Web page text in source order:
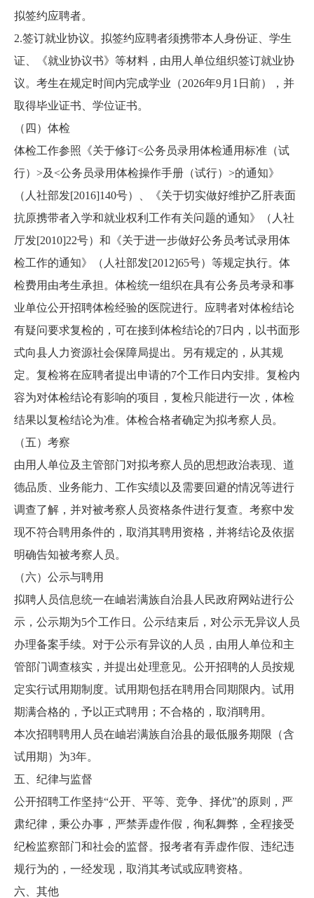
拟签约应聘者。
2.签订就业协议。拟签约应聘者须携带本人身份证、学生
证、《就业协议书》等材料，由用人单位组织签订就业协
议。考生在规定时间内完成学业（2026年9月1日前），并
取得毕业证书、学位证书。
（四）体检
体检工作参照《关于修订<公务员录用体检通用标准（试
行）>及<公务员录用体检操作手册（试行）>的通知》
（人社部发[2016]140号）、《关于切实做好维护乙肝表面
抗原携带者入学和就业权利工作有关问题的通知》（人社
厅发[2010]22号）和《关于进一步做好公务员考试录用体
检工作的通知》（人社部发[2012]65号）等规定执行。体
检费用由考生承担。体检统一组织在具有公务员考录和事
业单位公开招聘体检经验的医院进行。应聘者对体检结论
有疑问要求复检的，可在接到体检结论的7日内，以书面形
式向县人力资源社会保障局提出。另有规定的，从其规
定。复检将在应聘者提出申请的7个工作日内安排。复检内
容为对体检结论有影响的项目，复检只能进行一次，体检
结果以复检结论为准。体检合格者确定为拟考察人员。
（五）考察
由用人单位及主管部门对拟考察人员的思想政治表现、道
德品质、业务能力、工作实绩以及需要回避的情况等进行
调查了解，并对被考察人员资格条件进行复查。考察中发
现不符合聘用条件的，取消其聘用资格，并将结论及依据
明确告知被考察人员。
（六）公示与聘用
拟聘人员信息统一在岫岩满族自治县人民政府网站进行公
示，公示期为5个工作日。公示结束后，对公示无异议人员
办理备案手续。对于公示有异议的人员，由用人单位和主
管部门调查核实，并提出处理意见。公开招聘的人员按规
定实行试用期制度。试用期包括在聘用合同期限内。试用
期满合格的，予以正式聘用；不合格的，取消聘用。
本次招聘聘用人员在岫岩满族自治县的最低服务期限（含
试用期）为3年。
五、纪律与监督
公开招聘工作坚持“公开、平等、竞争、择优”的原则，严
肃纪律，秉公办事，严禁弄虚作假，徇私舞弊，全程接受
纪检监察部门和社会的监督。报考者有弄虚作假、违纪违
规行为的，一经发现，取消其考试或应聘资格。
六、其他